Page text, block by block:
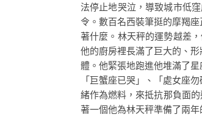
法停止地哭泣，導致城市低
令。數百名西裝筆挺的摩羯
著什麼。林天秤的運勢越差
他的廚房裡長滿了巨大的、
體。他緊張地跑進他堆滿了
「巨蟹座已哭」、「處女座
緒作為燃料，來抵抗那負面
著一個他為林天秤準備了兩